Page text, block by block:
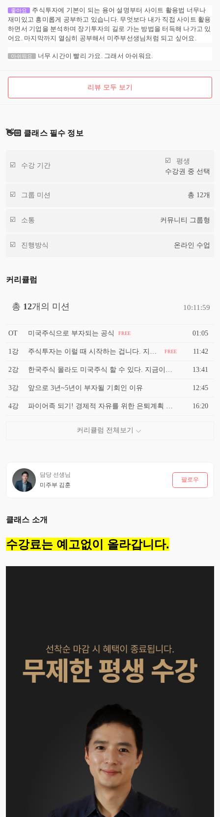
좋아요
주식투자에 기본이 되는 용어 설명부터 사이트 활용법 너무나
재미있고 흥미롭게 공부하고 있습니다. 무엇보다 내가 직접 사이트 활용
하면서 기업을 분석하며 장기투자의 길로 가는 방법을 터득해 나가고 있
어요. 마지막까지 열심히 공부해서 미주부선생님처럼 되고 싶어요.
아쉬워요 너무 시간이 빨리 가요. 그래서 아쉬워요.
리뷰 모두 보기
👋🏻 클래스 필수 정보
수강 기간
평생
수강권 중 선택
그룹 미션 총 12개
소통 커뮤니티 그룹형
진행방식 온라인 수업
커리큘럼
총 12개의 미션 10:11:59
OT 미국주식으로 부자되는 공식 FREE 01:05
1강 FREE 11:42
2강 13:41
3강 앞으로 3년~5년이 부자될 기회인 이유 12:45
4강 16:20
담당 선생님
미주부 김훈
팔로우
클래스 소개
수강료는 예고없이 올라갑니다.